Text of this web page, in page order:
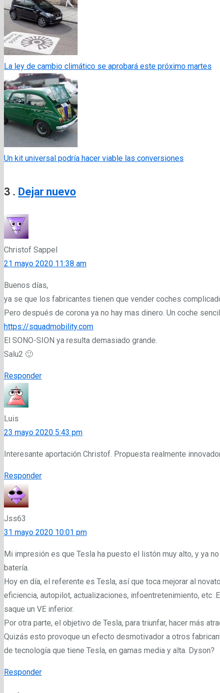
La ley de cambio climático se aprobará este próximo martes
Un kit universal podría hacer viable las conversiones
3 Comentarios
. Dejar nuevo
Christof Sappel
21 mayo 2020 11:38 am
Buenos días,
ya se que los fabricantes tienen que vender coches
Pero después de corona ya no hay mas dinero. Un coche
https://squadmobility.com
El SONO-SION ya resulta demasiado grande.
Salu2 🙂
Responder
Luis
23 mayo 2020 5:43 pm
Interesante aportación Christof. Propuesta realmente
Responder
Jss63
31 mayo 2020 10:01 pm
Mi impresión es que Tesla ha puesto el listón muy alto, y ya
batería.
Hoy en día, el referente es Tesla, así que toca mejorar al
eficiencia, autopilot, actualizaciones, infoentretenimiento, etc
saque un VE inferior.
Por otra parte, el objetivo de Tesla, para triunfar, hacer más
Quizás esto provoque un efecto desmotivador a otros
de tecnología que tiene Tesla, en gamas media y alta. Dyson?
Responder